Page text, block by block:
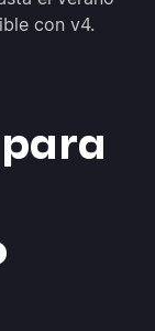
con v4.